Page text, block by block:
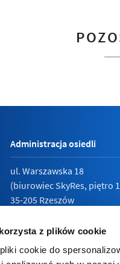
z plików cookie
cookie do
Administracja osiedli
ul. Warszawska 18
(biurowiec SkyRes, piętro
35-205 Rzeszów
17 789 19 87